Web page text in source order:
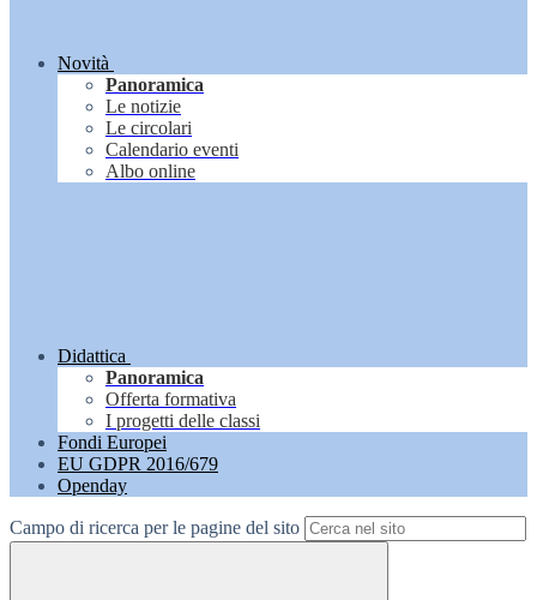
Novità
Panoramica
Le notizie
Le circolari
Calendario eventi
Albo online
Didattica
Panoramica
Offerta formativa
I progetti delle classi
Fondi Europei
EU GDPR 2016/679
Openday
Campo di ricerca per le pagine del sito